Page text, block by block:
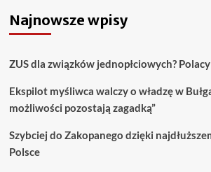
Najnowsze wpisy
ZUS dla związków jednopłciowych?
Ekspilot myśliwca walczy o władzę w
możliwości pozostają zagadką”
Szybciej do Zakopanego dzięki
Polsce